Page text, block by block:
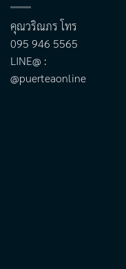
คุณวริณภร โทร
095 946 5565
LINE@ :
@puerteaonline